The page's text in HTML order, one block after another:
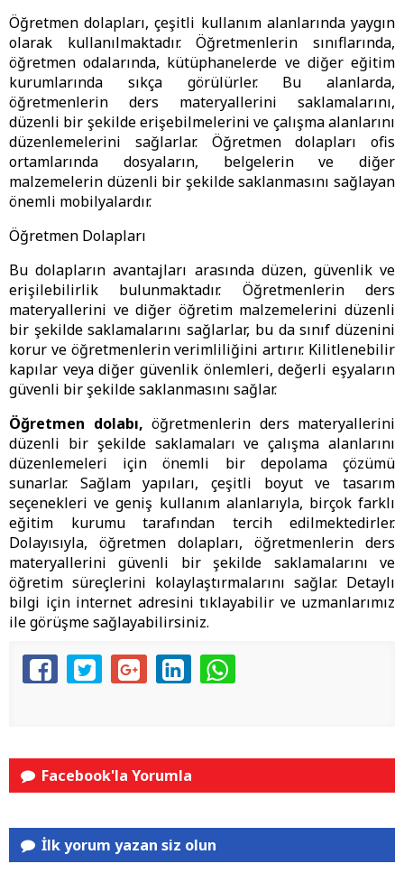
Öğretmen dolapları, çeşitli kullanım alanlarında yaygın
olarak kullanılmaktadır. Öğretmenlerin sınıflarında,
öğretmen odalarında, kütüphanelerde ve diğer eğitim
kurumlarında sıkça görülürler. Bu alanlarda,
öğretmenlerin ders materyallerini saklamalarını,
düzenli bir şekilde erişebilmelerini ve çalışma alanlarını
düzenlemelerini sağlarlar. Öğretmen dolapları ofis
ortamlarında dosyaların, belgelerin ve diğer
malzemelerin düzenli bir şekilde saklanmasını sağlayan
önemli mobilyalardır.
Öğretmen Dolapları
Bu dolapların avantajları arasında düzen, güvenlik ve
erişilebilirlik bulunmaktadır. Öğretmenlerin ders
materyallerini ve diğer öğretim malzemelerini düzenli
bir şekilde saklamalarını sağlarlar, bu da sınıf düzenini
korur ve öğretmenlerin verimliliğini artırır. Kilitlenebilir
kapılar veya diğer güvenlik önlemleri, değerli eşyaların
güvenli bir şekilde saklanmasını sağlar.
Öğretmen dolabı, öğretmenlerin ders materyallerini
düzenli bir şekilde saklamaları ve çalışma alanlarını
düzenlemeleri için önemli bir depolama çözümü
sunarlar. Sağlam yapıları, çeşitli boyut ve tasarım
seçenekleri ve geniş kullanım alanlarıyla, birçok farklı
eğitim kurumu tarafından tercih edilmektedirler.
Dolayısıyla, öğretmen dolapları, öğretmenlerin ders
materyallerini güvenli bir şekilde saklamalarını ve
öğretim süreçlerini kolaylaştırmalarını sağlar. Detaylı
bilgi için internet adresini tıklayabilir ve uzmanlarımız
ile görüşme sağlayabilirsiniz.
Facebook'la Yorumla
İlk yorum yazan siz olun